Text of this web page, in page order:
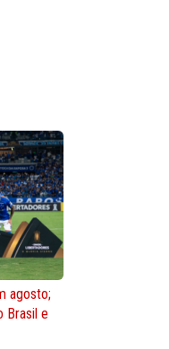
agosto;
Brasil e